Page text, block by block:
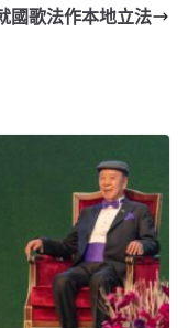
國歌法作本地立法